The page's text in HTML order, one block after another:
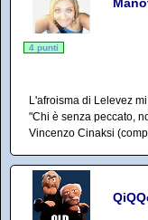
4 punti
L'afroisma di Lelevez
"Chi è senza peccato,
Vincenzo Cinaksi